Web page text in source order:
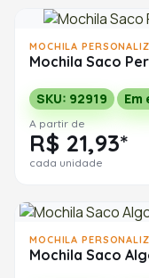
MOCHILA
Mochila Saco
SKU: 92919 Em
A partir de
R$ 21,93*
cada unidade
MOCHILA
Mochila Saco